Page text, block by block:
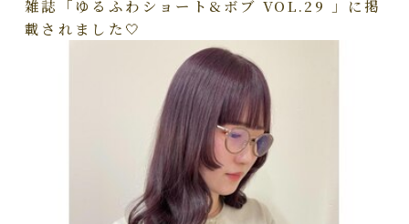
雑誌「ゆるふわショート&ボブ VOL.29 」に掲
載されました🤍